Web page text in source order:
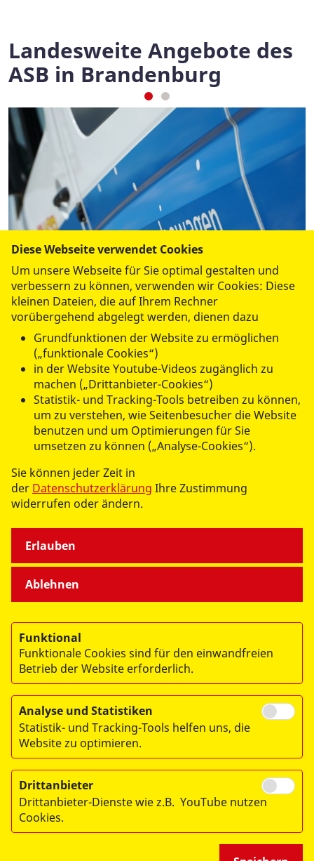
Landesweite Angebote des
ASB in Brandenburg
Letzte Wünsche wagen
Der ASB-Wünschewagen Brandenburg
Das bundesweite, spendenfinanzierte Angebot des
Lebensende letzte Wünsche. Wäre es nicht wunderbar,
letzte glückliche Momente am Ende eines Lebens
genießen zu können? Einmal noch an die Ostsee, in den
Spreewald oder Familie und Freunde in die Arme
schließen?
Mehr lesen
© 2026 ASB-Landesverband Brandenburg e.V.
Impressum
Datenschutzerklärung
Diese Webseite verwendet Cookies
Um unsere Webseite für Sie optimal gestalten und
verbessern zu können, verwenden wir Cookies: Diese
kleinen Dateien, die auf Ihrem Rechner
vorübergehend abgelegt werden, dienen dazu
Grundfunktionen der Website zu ermöglichen
(„funktionale Cookies“)
in der Website Youtube-Videos zugänglich zu
machen („Drittanbieter-Cookies“)
Statistik- und Tracking-Tools betreiben zu können,
um zu verstehen, wie Seitenbesucher die Website
benutzen und um Optimierungen für Sie
umsetzen zu können („Analyse-Cookies“).
Sie können jeder Zeit in
der Datenschutzerklärung Ihre Zustimmung
widerrufen oder ändern.
Ablehnen
Erlauben
Funktional
Funktionale Cookies sind für den einwandfreien
Betrieb der Website erforderlich.
Analyse und Statistiken
Statistik- und Tracking-Tools helfen uns, die
Website zu optimieren.
Drittanbieter
Drittanbieter-Dienste wie z.B. YouTube nutzen
Cookies.